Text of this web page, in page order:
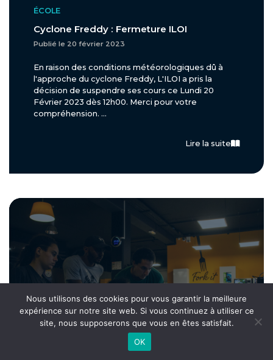
ÉCOLE
Cyclone Freddy : Fermeture ILOI
Publié le 20 février 2023
En raison des conditions météorologiques dû à
l'approche du cyclone Freddy, L'ILOI a pris la
décision de suspendre ses cours ce Lundi 20
Février 2023 dès 12h00. Merci pour votre
compréhension. ...
Lire la suite
Nous utilisons des cookies pour vous garantir la meilleure
expérience sur notre site web. Si vous continuez à utiliser ce
site, nous supposerons que vous en êtes satisfait.
OK